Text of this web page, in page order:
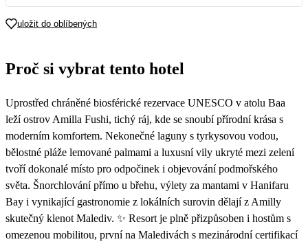
19
100 849
20
121 639
21 22 23 24 25
uložit do oblíbených
Proč si vybrat tento hotel
Uprostřed chráněné biosférické rezervace UNESCO v atolu Baa
leží ostrov Amilla Fushi, tichý ráj, kde se snoubí přírodní krása s
moderním komfortem. Nekonečné laguny s tyrkysovou vodou,
bělostné pláže lemované palmami a luxusní vily ukryté mezi zelení
tvoří dokonalé místo pro odpočinek i objevování podmořského
světa. Šnorchlování přímo u břehu, výlety za mantami v Hanifaru
Bay i vynikající gastronomie z lokálních surovin dělají z Amilly
skutečný klenot Malediv. ✨ Resort je plně přizpůsoben i hostům s
omezenou mobilitou, první na Maledivách s mezinárodní certifikací